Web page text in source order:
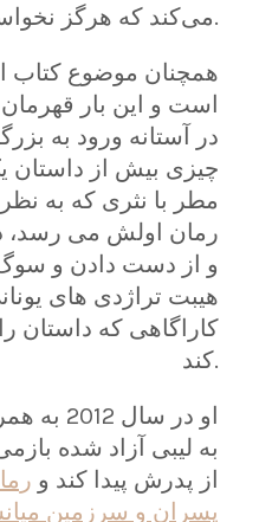
می‌کند که هرگز نخواسته بود آن‌ها را بداند.
همچنان موضوع کتاب
است و این بار
در آستانه ورود به
چیزی بیش از
مطر با نثری که به نظر
رمان اولش می رسد،
و از دست دادن و
هیبت تراژدی های
کاراگاهی که
کند.
او در
به لیبی آزاد شده
از پدرش پیدا کند و
پسران و سرزمین